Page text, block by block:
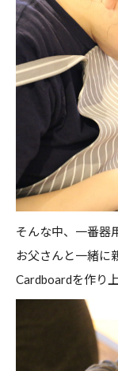
そんな中、一番器
お父さんと一緒に
Cardboardを作り